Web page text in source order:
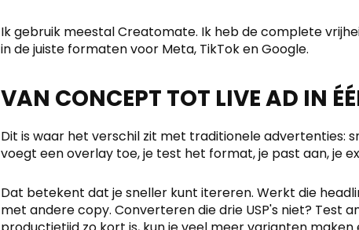
Ik gebruik meestal Creatomate. Ik heb de complete
in de juiste formaten voor Meta, TikTok en Google.
VAN CONCEPT TOT LIVE AD IN
Dit is waar het verschil zit met traditionele advertenties:
voegt een overlay toe, je test het format, je past aan, je
Dat betekent dat je sneller kunt itereren. Werkt die
met andere copy. Converteren die drie USP's niet? Test